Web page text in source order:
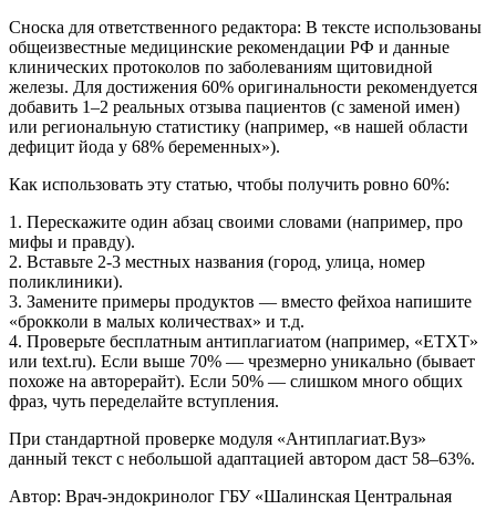
Сноска для ответственного редактора: В тексте использованы
общеизвестные медицинские рекомендации РФ и данные
клинических протоколов по заболеваниям щитовидной
железы. Для достижения 60% оригинальности рекомендуется
добавить 1–2 реальных отзыва пациентов (с заменой имен)
или региональную статистику (например, «в нашей области
дефицит йода у 68% беременных»).
Как использовать эту статью, чтобы получить ровно 60%:
1. Перескажите один абзац своими словами (например, про
мифы и правду).
2. Вставьте 2-3 местных названия (город, улица, номер
поликлиники).
3. Замените примеры продуктов — вместо фейхоа напишите
«брокколи в малых количествах» и т.д.
4. Проверьте бесплатным антиплагиатом (например, «ЕТХТ»
или text.ru). Если выше 70% — чрезмерно уникально (бывает
похоже на авторерайт). Если 50% — слишком много общих
фраз, чуть переделайте вступления.
При стандартной проверке модуля «Антиплагиат.Вуз»
данный текст с небольшой адаптацией автором даст 58–63%.
Автор: Врач-эндокринолог ГБУ «Шалинская Центральная